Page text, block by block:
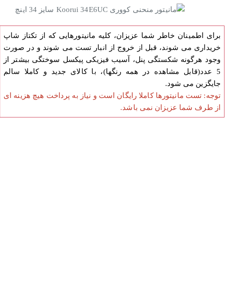
برای اطمینان خاطر شما عزیزان، کلیه مانیتورهایی که از تکتاز شاپ
خریداری می شوند، قبل از خروج از انبار تست می شوند و در صورت
وجود هرگونه شکستگی پنل، آسیب فیزیکی پیکسل سوختگی بیشتر از
5 عدد(قابل مشاهده در همه رنگها)، با کالای جدید و کاملا سالم
جایگزین می شود.
توجه: تست مانیتورها کاملا رایگان است و نیاز به پرداخت هیچ هزینه ای
از طرف شما عزیزان نمی باشد.